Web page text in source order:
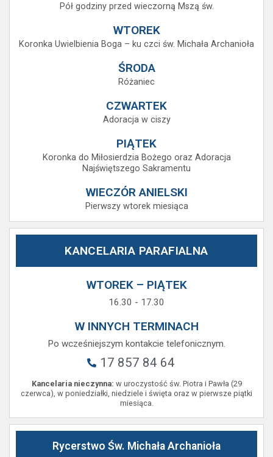
Pół godziny przed wieczorną Mszą św.
WTOREK
Koronka Uwielbienia Boga – ku czci św. Michała Archanioła
ŚRODA
Różaniec
CZWARTEK
Adoracja w ciszy
PIĄTEK
Koronka do Miłosierdzia Bożego oraz Adoracja
Najświętszego Sakramentu
WIECZÓR ANIELSKI
Pierwszy wtorek miesiąca
KANCELARIA PARAFIALNA
WTOREK – PIĄTEK
16.30 - 17.30
W INNYCH TERMINACH
Po wcześniejszym kontakcie telefonicznym.
17 857 84 64
Kancelaria nieczynna: w uroczystość św. Piotra i Pawła (29
czerwca), w poniedziałki, niedziele i święta oraz w pierwsze piątki
miesiąca.
Rycerstwo Św. Michała Archanioła